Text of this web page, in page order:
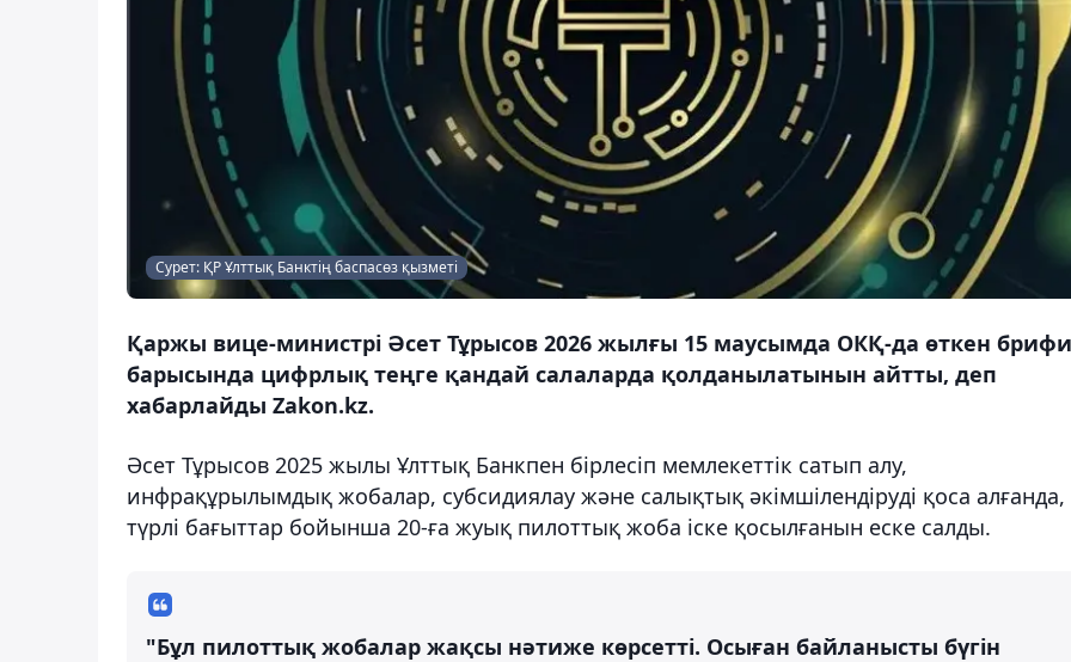
Сурет: ҚР Ұлттық Банктің баспасөз қызметі
Қаржы вице-министрі Әсет Тұрысов 2026 жылғы 15 маусымда ОКҚ-да өткен
барысында цифрлық теңге қандай салаларда қолданылатынын айтты, деп
хабарлайды Zakon.kz.
Әсет Тұрысов 2025 жылы Ұлттық Банкпен бірлесіп мемлекеттік сатып алу,
инфрақұрылымдық жобалар, субсидиялау және салықтық әкімшілендіруді қоса алғанда,
түрлі бағыттар бойынша 20-ға жуық пилоттық жоба іске қосылғанын еске салды.
"Бұл пилоттық жобалар жақсы нәтиже көрсетті. Осыған байланысты бүгін